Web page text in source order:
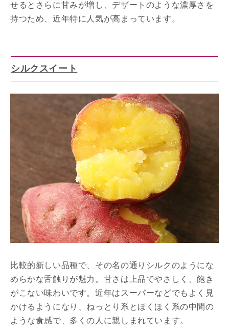
せるとさらに甘みが増し、デザートのような濃厚さを
持つため、近年特に人気が高まっています。
シルクスイート
比較的新しい品種で、その名の通りシルクのようにな
めらかな舌触りが魅力。甘さは上品でやさしく、飽き
がこない味わいです。近年はスーパーなどでもよく見
かけるようになり、ねっとり系とほくほく系の中間の
ような食感で、多くの人に親しまれています。